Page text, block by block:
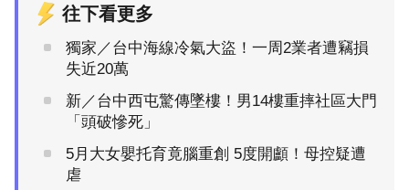
往下看更多
獨家／台中海線冷氣大盜！一周2業者遭竊損
失近20萬
新／台中西屯驚傳墜樓！男14樓重摔社區大門
「頭破慘死」
5月大女嬰托育竟腦重創 5度開顱！母控疑遭
虐